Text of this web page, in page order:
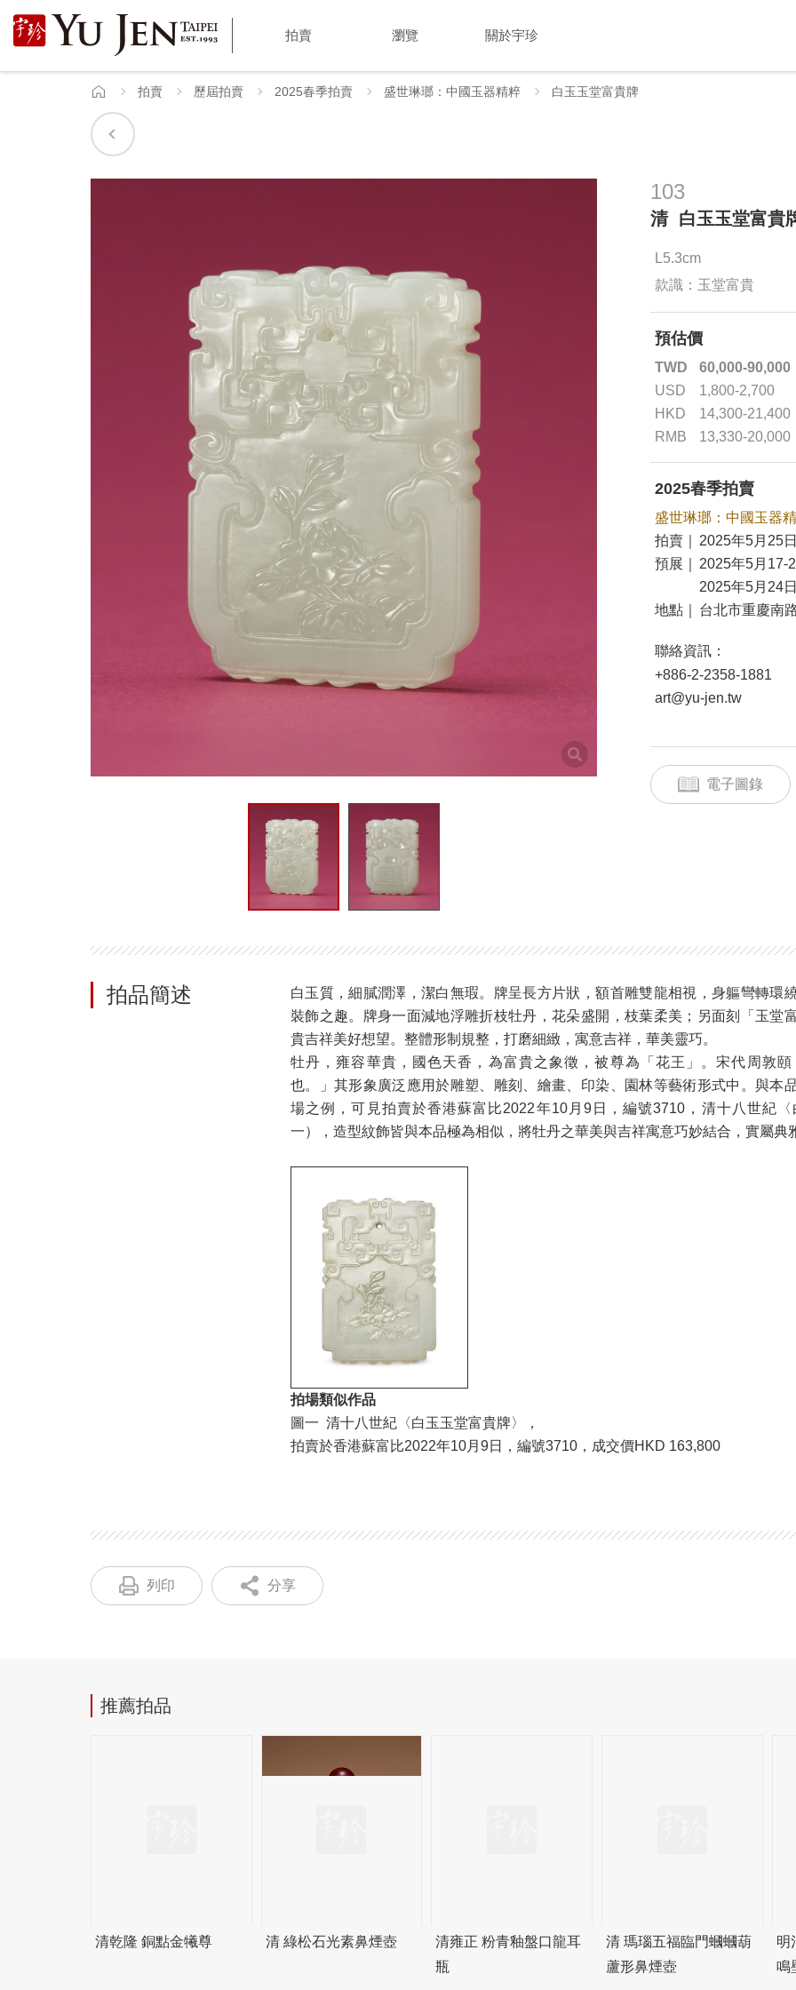
宇
珍
拍賣 瀏覽 關於宇珍
首
頁
拍賣 歷屆拍賣 2025春季拍賣 盛世琳瑯：中國玉器精粹 白玉玉堂富貴牌
103
清 白玉玉堂富貴
L5.3cm
款識：玉堂富貴
預估價
TWD
60,000-90,000
USD
1,800-2,700
HKD
14,300-21,400
RMB
13,330-20,000
2025春季拍賣
盛世琳瑯：中國玉器
拍賣｜
2025年5月25
預展｜
2025年5月17-
2025年5月24
地點｜
台北市重慶南
聯絡資訊：
+886-2-2358-1881
art@yu-jen.tw
電子圖錄
拍品簡述
白玉質，細膩潤澤，潔白無瑕。牌呈長方片狀，額首雕雙龍相視，身軀彎轉環
裝飾之趣。牌身一面減地浮雕折枝牡丹，花朵盛開，枝葉柔美；另面刻「玉堂
貴吉祥美好想望。整體形制規整，打磨細緻，寓意吉祥，華美靈巧。
牡丹，雍容華貴，國色天香，為富貴之象徵，被尊為「花王」。宋代周敦
也。」其形象廣泛應用於雕塑、雕刻、繪畫、印染、園林等藝術形式中。與本
場之例，可見拍賣於香港蘇富比2022年10月9日，編號3710，清十八世紀
一），造型紋飾皆與本品極為相似，將牡丹之華美與吉祥寓意巧妙結合，實屬典
拍場類似作品
圖一 清十八世紀〈白玉玉堂富貴牌〉，
拍賣於香港蘇富比2022年10月9日，編號3710，成交價HKD 163,800
列印 分享
推薦拍品
清乾隆 銅點金犧尊 清 綠松石光素鼻煙壺
清雍正 粉青釉盤口龍耳
瓶
清 瑪瑙五福臨門蟈蟈葫
蘆形鼻煙壺
明
鳴